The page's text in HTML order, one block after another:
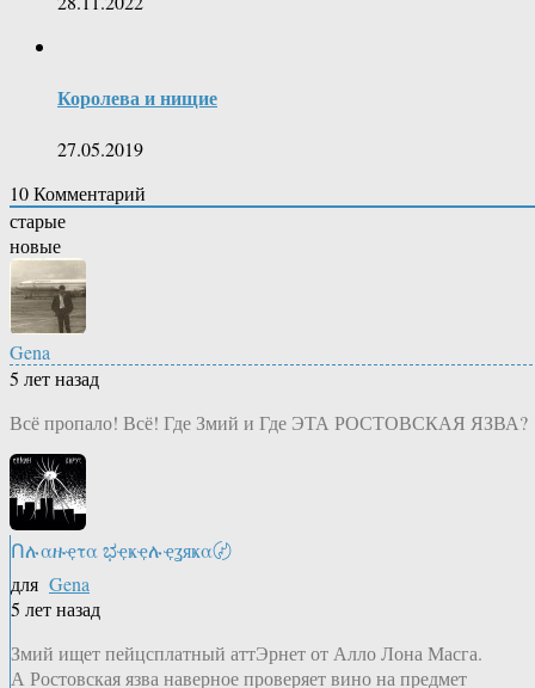
Королева и нищие
27.05.2019
10Комментарий
старые
новые
Gena
5 лет назад
Всё пропало! Всё! Где Змий и Где ЭТА РОСТОВСКАЯ ЯЗВА?
Ոሉαዙҿτα ಭҿҝҿሉҿʓяҝα〄
для Gena
5 лет назад
Змий ищет пейцсплатный аттЭрнет от Алло Лона Масга.
А Ростовская язва наверное проверяет вино на предмет